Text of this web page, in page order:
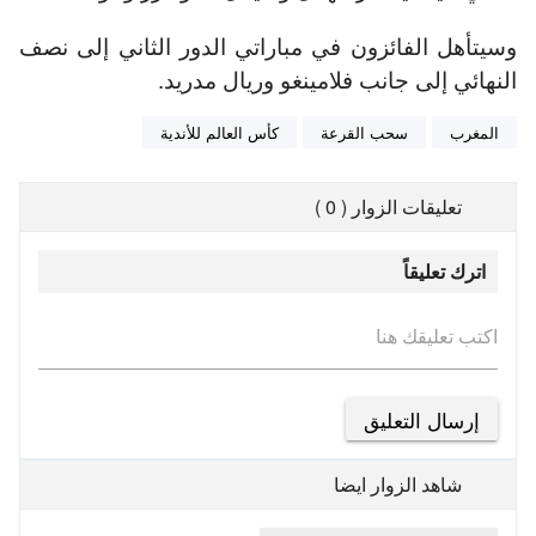
وسيتأهل الفائزون في مباراتي الدور الثاني إلى نصف
النهائي إلى جانب فلامينغو وريال مدريد.
المغرب سحب القرعة كأس العالم للأندية
تعليقات الزوار ( 0 )
اترك تعليقاً
اكتب تعليقك هنا
شاهد الزوار ايضا